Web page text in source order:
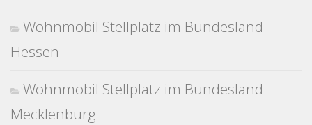
Wohnmobil Stellplatz im Bundesland
Hessen
Wohnmobil Stellplatz im Bundesland
Mecklenburg